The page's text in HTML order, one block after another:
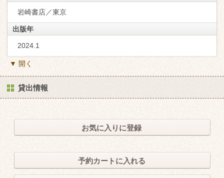
岩崎書店／東京
出版年
2024.1
▼ 開く
貸出情報
お気に入りに登録
予約カートに入れる